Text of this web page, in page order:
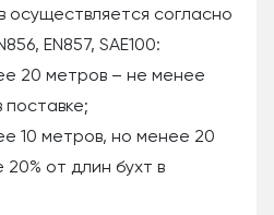
осуществляется согласно
EN857, SAE100:
20 метров – не менее
поставке;
10 метров, но менее 20
от длин бухт в